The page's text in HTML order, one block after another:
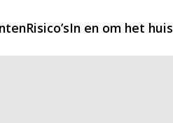
Risico’sIn en om het huis